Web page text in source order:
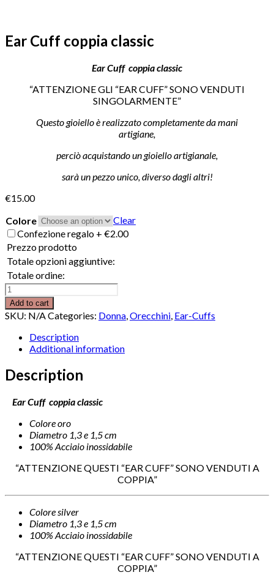
Ear Cuff coppia classic
Ear Cuff coppia classic
“ATTENZIONE GLI “EAR CUFF” SONO VENDUTI
SINGOLARMENTE”
Questo gioiello è realizzato completamente da mani
artigiane,
perciò acquistando un gioiello artigianale,
sarà un pezzo unico, diverso dagli altri!
€15.00
Colore
Clear
Confezione regalo + €2.00
Prezzo prodotto
Totale opzioni aggiuntive:
Totale ordine:
Ear
Cuff
coppia
classic
quantity
Add to cart
SKU: N/A Categories: Donna Orecchini Ear-Cuffs
Description
Additional information
Description
Ear Cuff coppia classic
Colore oro
Diametro 1,3 e 1,5 cm
100% Acciaio inossidabile
“ATTENZIONE QUESTI “EAR CUFF” SONO VENDUTI A
COPPIA”
Colore silver
Diametro 1,3 e 1,5 cm
100% Acciaio inossidabile
“ATTENZIONE QUESTI “EAR CUFF” SONO VENDUTI A
COPPIA”